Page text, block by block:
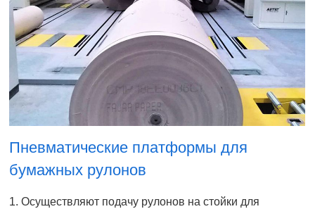
Пневматические платформы для
бумажных рулонов
1. Осуществляют подачу рулонов на стойки для